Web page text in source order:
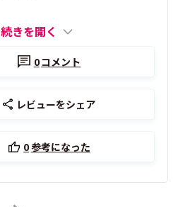
続きを開く
0コメント
レビューをシェア
0参考になった